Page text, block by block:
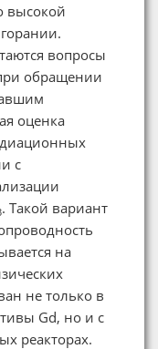
высокой
вопросы
обращении
оценка
с
. Такой вариант
на
не только в
Gd, но и с
реакторах.